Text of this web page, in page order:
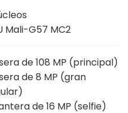
Mali-G57 MC2
de 108 MP (principal)
de 8 MP (gran
de 16 MP (selfie)